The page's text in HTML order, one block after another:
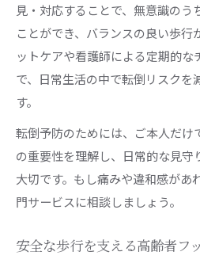
見・対応することで、無意識のう
ことができ、バランスの良い歩行
ットケアや看護師による定期的な
で、日常生活の中で転倒リスクを
す。
転倒予防のためには、ご本人だけ
の重要性を理解し、日常的な見
大切です。もし痛みや違和感があ
門サービスに相談しましょう。
安全な歩行を支える高齢者フ